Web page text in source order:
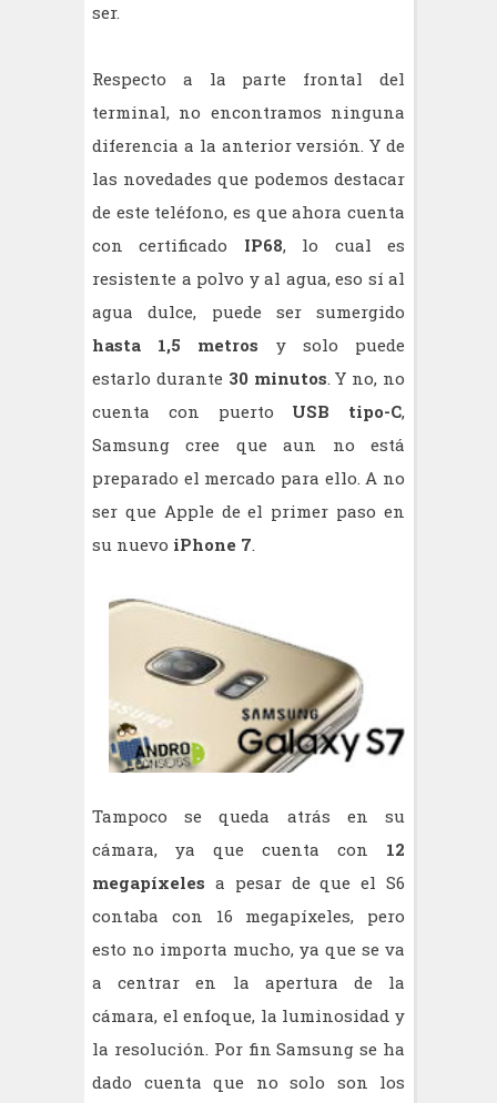
ser.
Respecto a la parte frontal del
terminal, no encontramos ninguna
diferencia a la anterior versión. Y de
las novedades que podemos destacar
de este teléfono, es que ahora cuenta
con certificado IP68, lo cual es
resistente a polvo y al agua, eso sí al
agua dulce, puede ser sumergido
hasta 1,5 metros y solo puede
estarlo durante 30 minutos. Y no, no
cuenta con puerto USB tipo-C,
Samsung cree que aun no está
preparado el mercado para ello. A no
ser que Apple de el primer paso en
su nuevo iPhone 7.
Tampoco se queda atrás en su
cámara, ya que cuenta con 12
megapíxeles a pesar de que el S6
contaba con 16 megapíxeles, pero
esto no importa mucho, ya que se va
a centrar en la apertura de la
cámara, el enfoque, la luminosidad y
la resolución. Por fin Samsung se ha
dado cuenta que no solo son los